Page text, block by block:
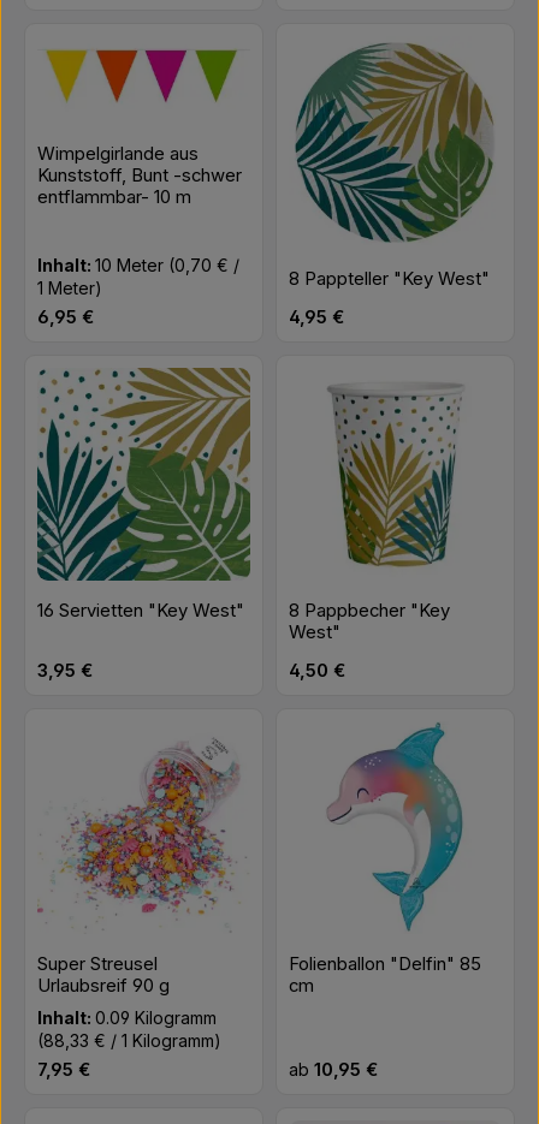
Wimpelgirlande aus
Kunststoff, Bunt -schwer
entflammbar- 10 m
Inhalt:10 Meter (0,70 € /
1 Meter)
Regulärer Preis:
6,95 €
8 Pappteller "Key West"
Regulärer Preis:
4,95 €
16 Servietten "Key West"
Regulärer Preis:
3,95 €
8 Pappbecher "Key
West"
Regulärer Preis:
4,50 €
Super Streusel
Urlaubsreif 90 g
Inhalt:0.09 Kilogramm
(88,33 € / 1 Kilogramm)
Regulärer Preis:
7,95 €
Folienballon "Delfin" 85
cm
Regulärer Preis:
ab10,95 €